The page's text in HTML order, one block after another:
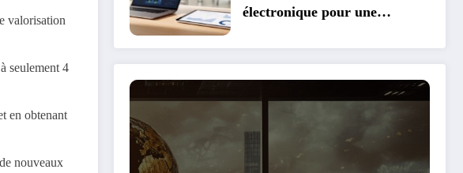
valorisation
seulement 4
en obtenant
nouveaux
électronique pour une